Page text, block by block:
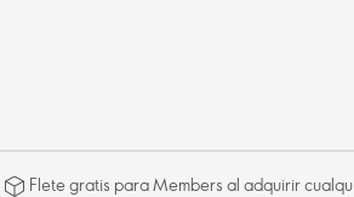
Flete gratis para Members al adquirir